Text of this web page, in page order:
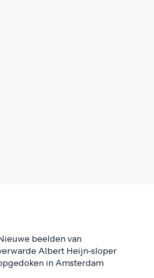
beelden van
Albert Heijn-sloper
in Amsterdam